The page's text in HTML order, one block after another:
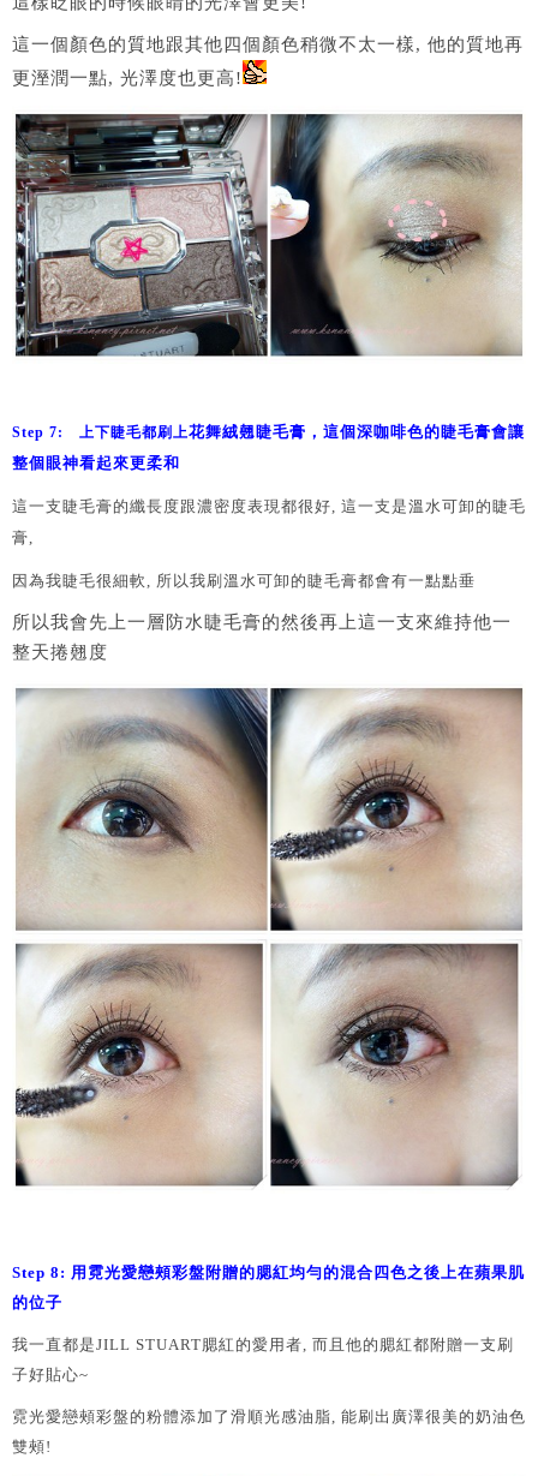
這一個顏色的質地跟其他四個顏色稍微不太一樣, 他的質地再
更溼潤一點, 光澤度也更高!
Step 7: 上下睫毛都刷上花舞絨翹睫毛膏，這個深咖啡色的睫毛膏會讓
整個眼神看起來更柔和
這一支睫毛膏的纖長度跟濃密度表現都很好, 這一支是溫水可卸的睫毛
膏,
因為我睫毛很細軟, 所以我刷溫水可卸的睫毛膏都會有一點點垂
所以我會先上一層防水睫毛膏的然後再上這一支來維持他一
整天捲翹度
Step 8: 用 霓光愛戀頰彩盤附贈的腮紅均勻的混合四色之後上在蘋果肌
的位子
我一直都是JILL STUART腮紅的愛用者, 而且他的腮紅都附贈一支刷
子好貼心~
霓光愛戀頰彩盤的粉體添加了滑順光感油脂, 能刷出廣澤很美的奶油色
雙頰!